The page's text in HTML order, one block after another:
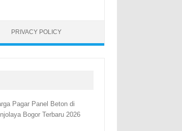
PRIVACY POLICY
Pagar Panel Beton di
Bogor Terbaru 2026